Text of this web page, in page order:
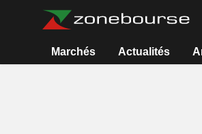
Marchés Actualités